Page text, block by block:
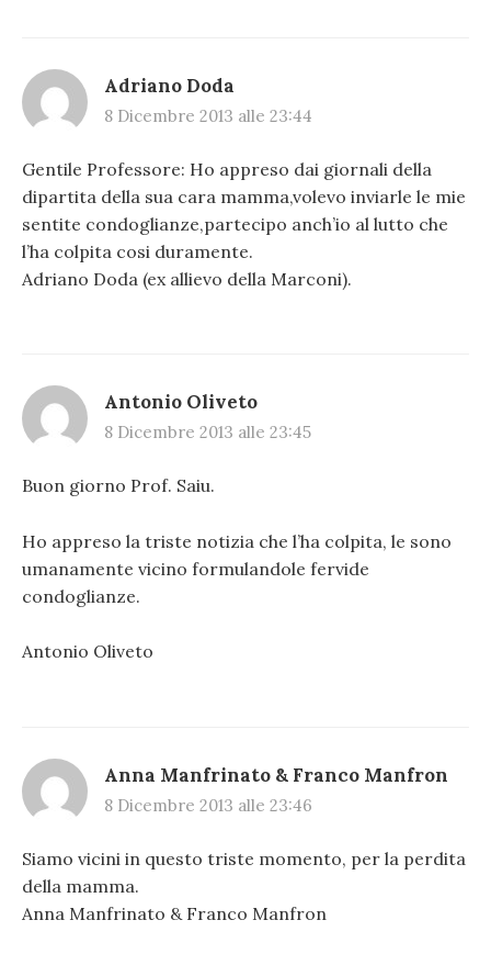
Adriano Doda
8 Dicembre 2013 alle 23:44
Gentile Professore: Ho appreso dai giornali della
dipartita della sua cara mamma,volevo inviarle le mie
sentite condoglianze,partecipo anch’io al lutto che
l’ha colpita cosi duramente.
Adriano Doda (ex allievo della Marconi).
Antonio Oliveto
8 Dicembre 2013 alle 23:45
Buon giorno Prof. Saiu.
Ho appreso la triste notizia che l’ha colpita, le sono
umanamente vicino formulandole fervide
condoglianze.
Antonio Oliveto
Anna Manfrinato & Franco Manfron
8 Dicembre 2013 alle 23:46
Siamo vicini in questo triste momento, per la perdita
della mamma.
Anna Manfrinato & Franco Manfron